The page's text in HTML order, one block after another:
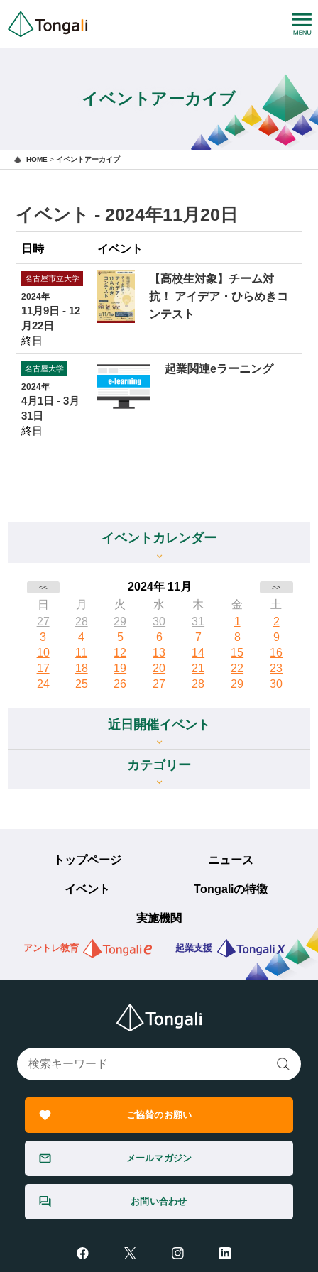
イベントアーカイブ
HOME > イベントアーカイブ
イベント - 2024年11月20日
日時 イベント
名古屋市立大学
2024年
11月9日 - 12
月22日
終日
【高校生対象】チーム対
抗！ アイデア・ひらめきコ
ンテスト
名古屋大学
2024年
4月1日 - 3月
31日
終日
起業関連eラーニング
イベントカレンダー
<< 2024年 11月 >>
日 月 火 水 木 金
土
27
28 29 30 31 1
2
3
4 5 6 7 8
9
10
11 12 13 14 15
16
17
18 19 20 21 22
23
24
25 26 27 28 29 30
近日開催イベント
カテゴリー
トップページ ニュース
イベント Tongaliの特徴
実施機関
アントレ教育 起業支援
ご協賛のお願い
メールマガジン
お問い合わせ